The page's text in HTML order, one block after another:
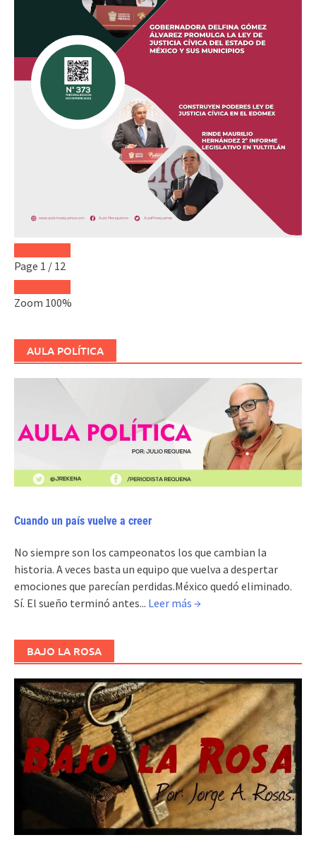
Page 1 / 12
Zoom 100%
AULA POLÍTICA
Cuando un país vuelve a creer
No siempre son los campeonatos los que cambian la
historia. A veces basta un equipo que vuelva a despertar
emociones que parecían perdidas.México quedó eliminado.
Sí. El sueño terminó antes... Leer más →
BAJO LA ROSA